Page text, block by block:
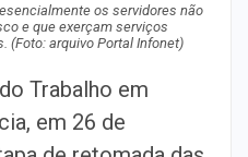
os servidores não
e que exerçam serviços
(Foto: arquivo Portal Infonet)
Trabalho em
em 26 de